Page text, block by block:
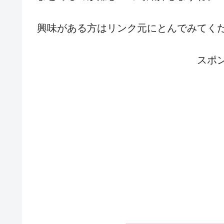
興味がある方はリンク元にとんでみてく
スポ